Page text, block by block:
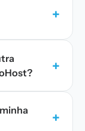
+
+
+